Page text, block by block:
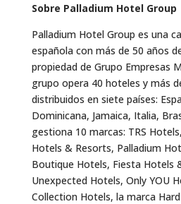
Sobre Palladium Hotel Group
Palladium Hotel Group es una
española con más de 50 años
propiedad de Grupo Empresas
grupo opera 40 hoteles y más
distribuidos en siete países:
Dominicana, Jamaica, Italia,
gestiona 10 marcas: TRS
Hotels & Resorts, Palladium
Boutique Hotels, Fiesta Hotels
Unexpected Hotels, Only YOU
Collection Hotels, la marca